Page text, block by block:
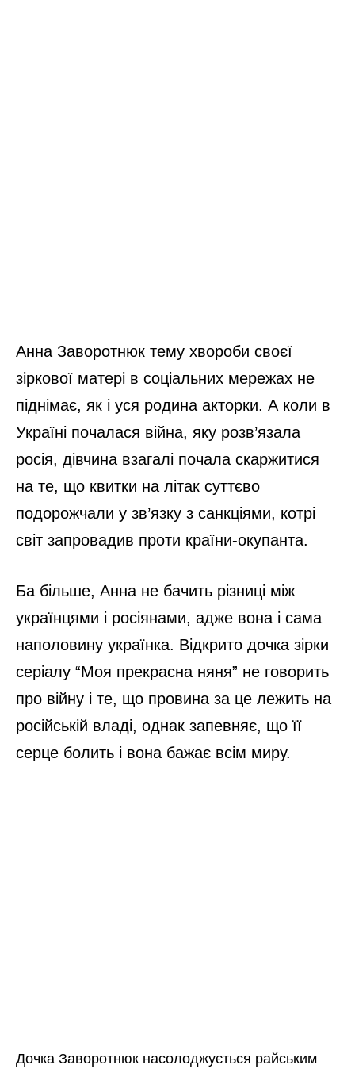
Анна Заворотнюк тему хвороби своєї
зіркової матері в соціальних мережах не
піднімає, як і уся родина акторки. А коли в
Україні почалася війна, яку розв’язала
росія, дівчина взагалі почала скаржитися
на те, що квитки на літак суттєво
подорожчали у зв’язку з санкціями, котрі
світ запровадив проти країни-окупанта.
Ба більше, Анна не бачить різниці між
українцями і росіянами, адже вона і сама
наполовину українка. Відкрито дочка зірки
серіалу “Моя прекрасна няня” не говорить
про війну і те, що провина за це лежить на
російській владі, однак запевняє, що її
серце болить і вона бажає всім миру.
Дочка Заворотнюк насолоджується райським